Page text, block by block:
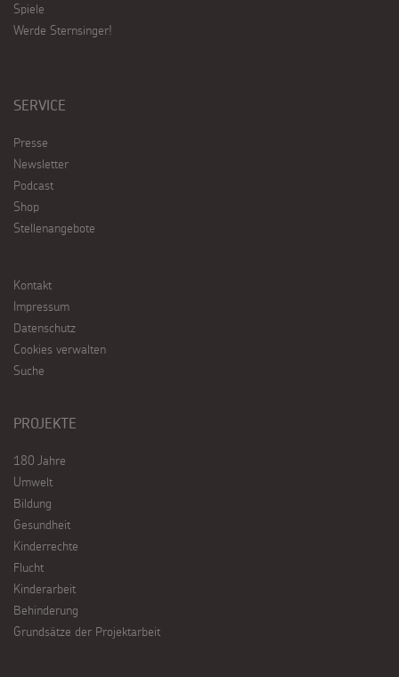
Spiele
Werde Sternsinger!
SERVICE
Presse
Newsletter
Podcast
Shop
Stellenangebote
Kontakt
Impressum
Datenschutz
Cookies verwalten
Suche
PROJEKTE
180 Jahre
Umwelt
Bildung
Gesundheit
Kinderrechte
Flucht
Kinderarbeit
Behinderung
Grundsätze der Projektarbeit